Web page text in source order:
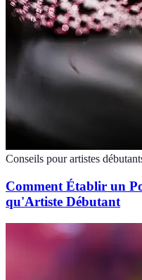
Conseils pour artistes
Comment Établir un
qu'Artiste Débutant